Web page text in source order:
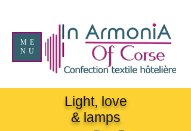
ME
NU
Light, love
& lamps